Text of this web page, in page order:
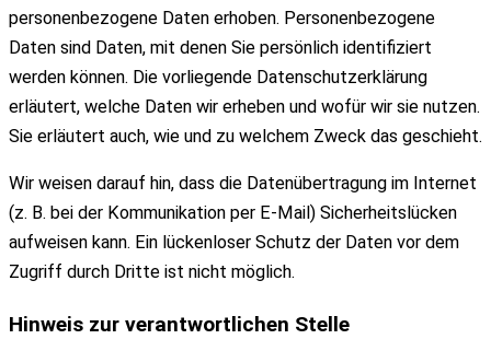
personenbezogene Daten erhoben. Personenbezogene
Daten sind Daten, mit denen Sie persönlich identifiziert
werden können. Die vorliegende Datenschutzerklärung
erläutert, welche Daten wir erheben und wofür wir sie nutzen.
Sie erläutert auch, wie und zu welchem Zweck das geschieht.
Wir weisen darauf hin, dass die Datenübertragung im Internet
(z. B. bei der Kommunikation per E-Mail) Sicherheitslücken
aufweisen kann. Ein lückenloser Schutz der Daten vor dem
Zugriff durch Dritte ist nicht möglich.
Hinweis zur verantwortlichen Stelle